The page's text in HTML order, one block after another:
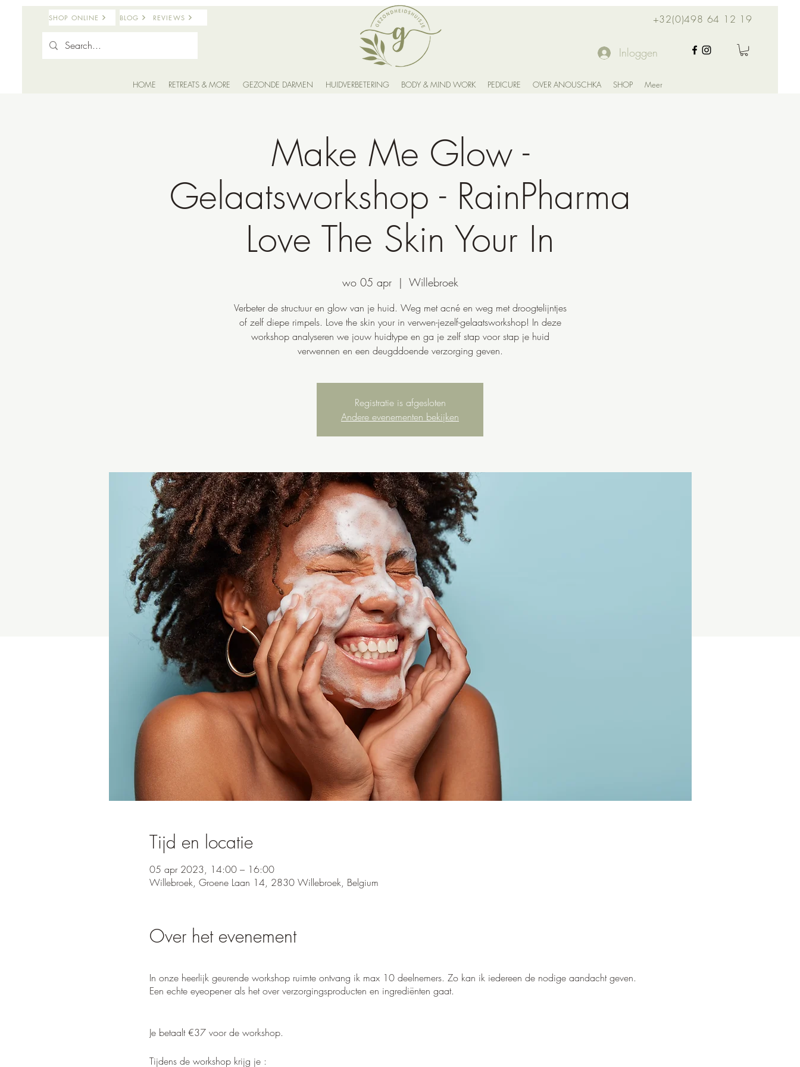
SHOP ONLINE BLOG REVIEWS +32(0)498 64 12 19
Inloggen
HOME RETREATS & MORE GEZONDE DARMEN HUIDVERBETERING BODY & MIND WORK PEDICURE OVER ANOUSCHKA SHOP Meer
Make Me Glow -
Gelaatsworkshop - RainPharma
Love The Skin Your In
wo 05 apr
  |
Willebroek
Verbeter de structuur en glow van je huid. Weg met acné en weg met droogtelijntjes
of zelf diepe rimpels. Love the skin your in verwen-jezelf-gelaatsworkshop! In deze
workshop analyseren we jouw huidtype en ga je zelf stap voor stap je huid
verwennen en een deugddoende verzorging geven.
Registratie is afgesloten
Andere evenementen bekijken
Tijd en locatie
05 apr 2023, 14:00 – 16:00
Willebroek, Groene Laan 14, 2830 Willebroek, Belgium
Over het evenement
In onze heerlijk geurende workshop ruimte ontvang ik max 10 deelnemers. Zo kan ik iedereen de nodige aandacht geven.
Een echte eyeopener als het over verzorgingsproducten en ingrediënten gaat.
Je betaalt €37 voor de workshop.
Tijdens de workshop krijg je :